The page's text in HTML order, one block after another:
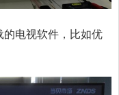
电视软件，比如优